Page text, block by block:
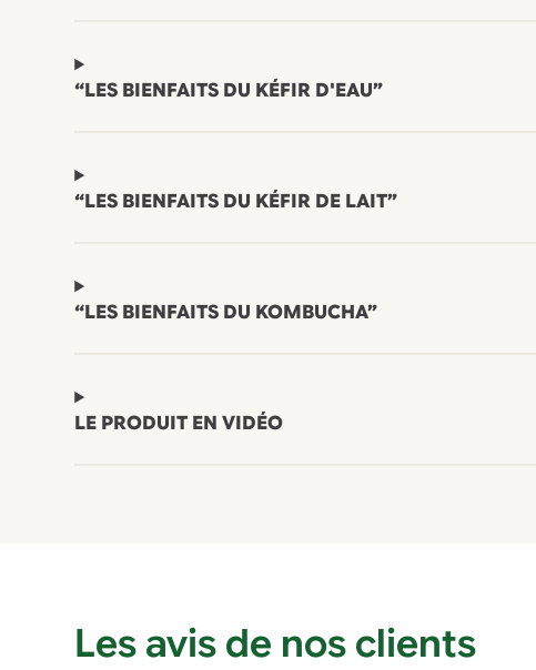
“LES BIENFAITS DU KÉFIR D'EAU”
“LES BIENFAITS DU KÉFIR DE LAIT”
“LES BIENFAITS DU KOMBUCHA”
LE PRODUIT EN VIDÉO
Les avis de nos clients